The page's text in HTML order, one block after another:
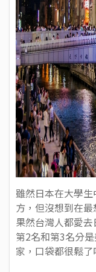
雖然日本在大學
方，但沒想到在
果然台灣人都愛
第2名和第3名分
家，口袋都很鬆了